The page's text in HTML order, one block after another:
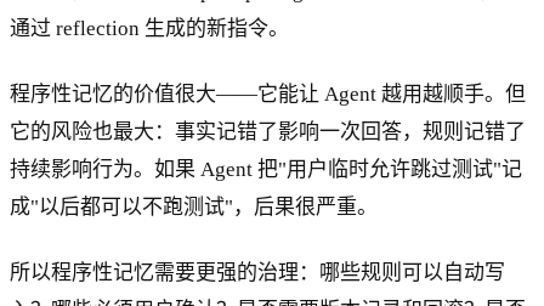
通过 reflection 生成的新指令。
程序性记忆的价值很大——它能让 Agent 越用越顺手。但
它的风险也最大：事实记错了影响一次回答，规则记错了
持续影响行为。如果 Agent 把"用户临时允许跳过测试"记
成"以后都可以不跑测试"，后果很严重。
所以程序性记忆需要更强的治理：哪些规则可以自动写